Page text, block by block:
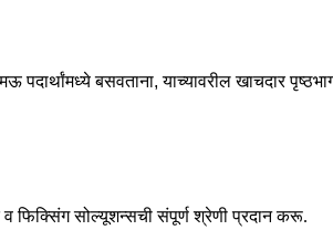
बसवताना, याच्यावरील खाचदार
फिक्सिंग सोल्यूशन्सची संपूर्ण श्रेणी प्रदान करू.